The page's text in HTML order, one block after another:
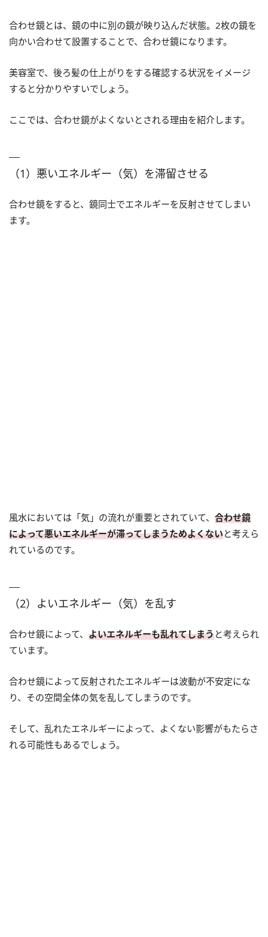
合わせ鏡とは、鏡の中に別の鏡が映り込んだ状態。2枚の鏡を
向かい合わせて設置することで、合わせ鏡になります。
美容室で、後ろ髪の仕上がりをする確認する状況をイメージ
すると分かりやすいでしょう。
ここでは、合わせ鏡がよくないとされる理由を紹介します。
（1）悪いエネルギー（気）を滞留させる
合わせ鏡をすると、鏡同士でエネルギーを反射させてしまい
ます。
風水においては「気」の流れが重要とされていて、 合わせ鏡
によって悪いエネルギーが滞ってしまうためよくないと考えら
れているのです。
（2）よいエネルギー（気）を乱す
合わせ鏡によって、 よいエネルギーも乱れてしまうと考えられ
ています。
合わせ鏡によって反射されたエネルギーは波動が不安定にな
り、その空間全体の気を乱してしまうのです。
そして、乱れたエネルギーによって、よくない影響がもたらさ
れる可能性もあるでしょう。